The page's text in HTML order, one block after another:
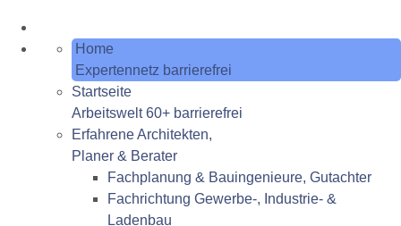
Home
Expertennetz barrierefrei
Startseite
Arbeitswelt 60+ barrierefrei
Erfahrene Architekten,
Planer & Berater
Fachplanung & Bauingenieure, Gutachter
Fachrichtung Gewerbe-, Industrie- &
Ladenbau